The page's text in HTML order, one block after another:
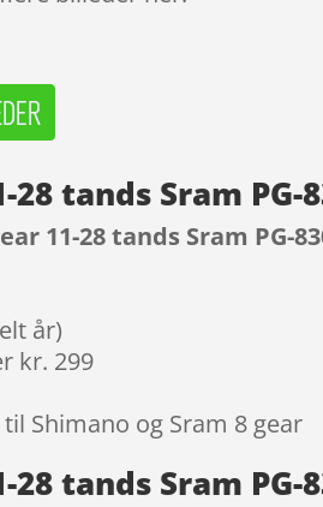
28 tands Sram
11-28 tands Sram PG-
år)
kr. 299
Shimano og Sram 8 gear
28 tands Sram PG-